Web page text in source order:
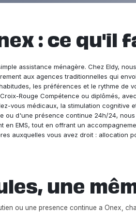
: ce qu'il
assistance ménagère. Chez Eldy,
aux agences traditionnelles qui
les préférences et le rythme de
Rouge Compétence ou diplômés,
vous médicaux, la stimulation cognitive
d'une présence continue 24h/24,
EMS, tout en offrant un
auxquelles vous avez droit : allocation
une
ou une presence continue a Onex,